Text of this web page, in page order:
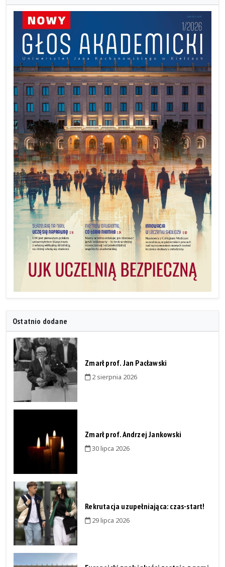
Ostatnio dodane
Zmarł prof. Jan Pacławski
2 sierpnia 2026
Zmarł prof. Andrzej Jankowski
30 lipca 2026
Rekrutacja uzupełniająca: czas-start!
29 lipca 2026